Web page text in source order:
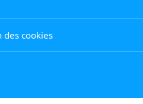
des cookies